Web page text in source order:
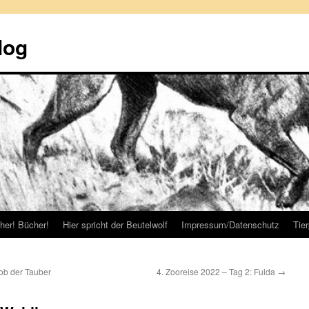
Bücher! Hier spricht der Beutelwolf Impressum/Datenschutz
der Tauber
4. Zooreise 2022 – Tag 2: Fulda →